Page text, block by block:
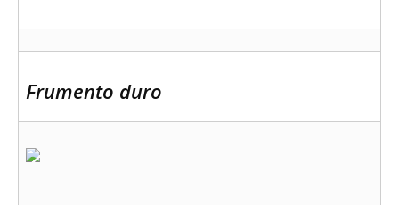
Frumento duro